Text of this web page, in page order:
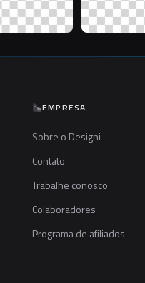
EMPRESA
Sobre o Designi
Contato
Trabalhe conosco
Colaboradores
Programa de afiliados